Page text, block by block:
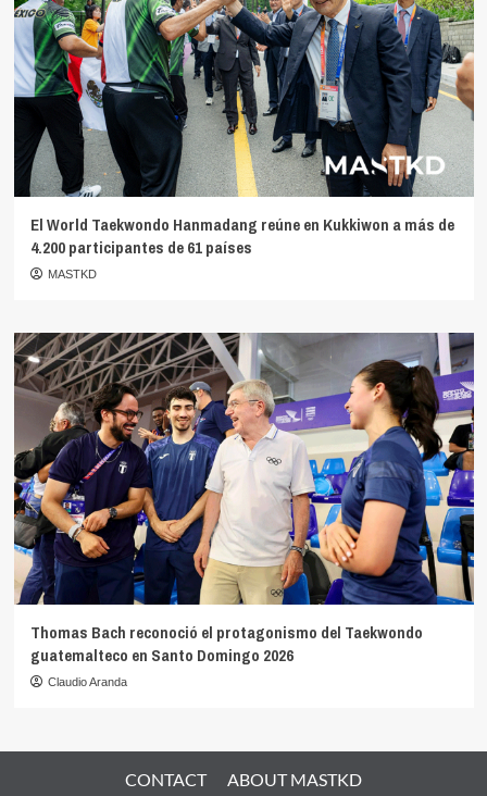
El World Taekwondo Hanmadang reúne en Kukkiwon a más de
4.200 participantes de 61 países
MASTKD
Thomas Bach reconoció el protagonismo del Taekwondo
guatemalteco en Santo Domingo 2026
Claudio Aranda
CONTACT ABOUT MASTKD